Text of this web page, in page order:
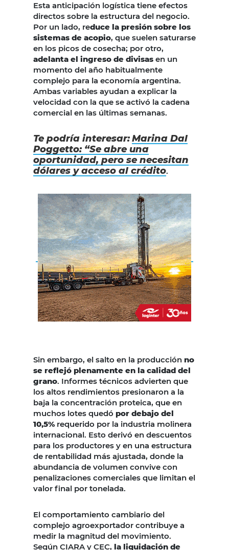
Esta anticipación logística tiene efectos
directos sobre la estructura del negocio.
Por un lado, reduce la presión sobre los
sistemas de acopio, que suelen saturarse
en los picos de cosecha; por otro,
adelanta el ingreso de divisas en un
momento del año habitualmente
complejo para la economía argentina.
Ambas variables ayudan a explicar la
velocidad con la que se activó la cadena
comercial en las últimas semanas.
Te podría interesar:Marina Dal
Poggetto: “Se abre una
oportunidad, pero se necesitan
dólares y acceso al crédito.
Sin embargo, el salto en la producción no
se reflejó plenamente en la calidad del
grano. Informes técnicos advierten que
los altos rendimientos presionaron a la
baja la concentración proteica, que en
muchos lotes quedó por debajo del
10,5% requerido por la industria molinera
internacional. Esto derivó en descuentos
para los productores y en una estructura
de rentabilidad más ajustada, donde la
abundancia de volumen convive con
penalizaciones comerciales que limitan el
valor final por tonelada.
El comportamiento cambiario del
complejo agroexportador contribuye a
medir la magnitud del movimiento.
Según CIARA y CEC, la liquidación de